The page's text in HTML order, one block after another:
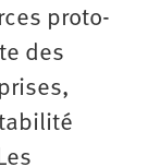
proto-
des